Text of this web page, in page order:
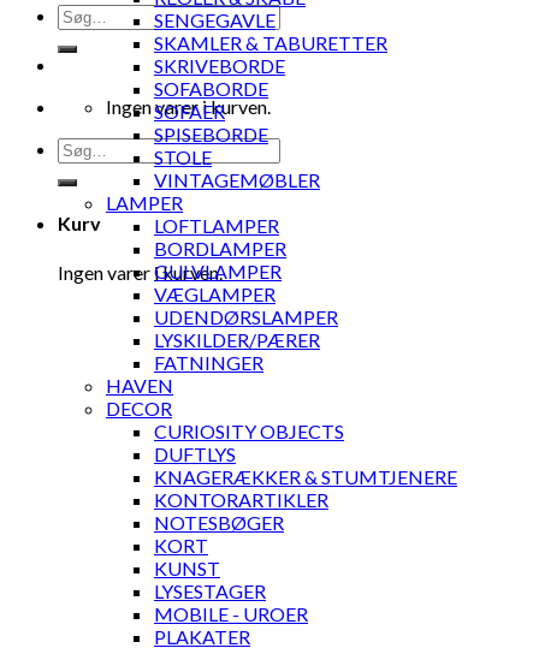
Søg
efter:
Ingen varer i kurven.
Søg
efter:
Kurv
Ingen varer i kurven.
SENGEGAVLE
SKAMLER & TABURETTER
SKRIVEBORDE
SOFABORDE
SOFAER
SPISEBORDE
STOLE
VINTAGEMØBLER
LAMPER
LOFTLAMPER
BORDLAMPER
GULVLAMPER
VÆGLAMPER
UDENDØRSLAMPER
LYSKILDER/PÆRER
FATNINGER
HAVEN
DECOR
CURIOSITY OBJECTS
DUFTLYS
KNAGERÆKKER & STUMTJENERE
KONTORARTIKLER
NOTESBØGER
KORT
KUNST
LYSESTAGER
MOBILE - UROER
PLAKATER